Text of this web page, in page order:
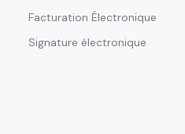
Facturation Électronique
Signature électronique